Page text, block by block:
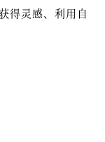
得灵感、利用自